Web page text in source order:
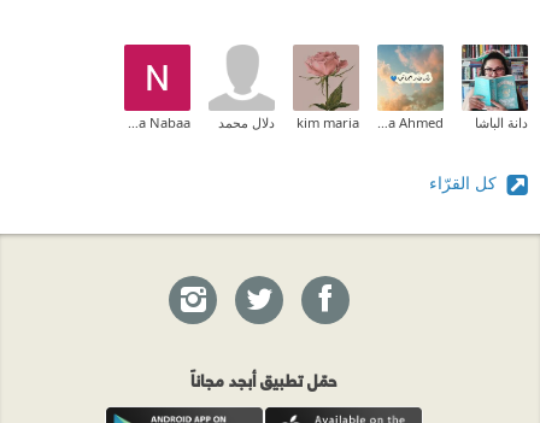
دانة الباشا kim maria دلال محمد
كل القرّاء
حمّل تطبيق أبجد مجاناً